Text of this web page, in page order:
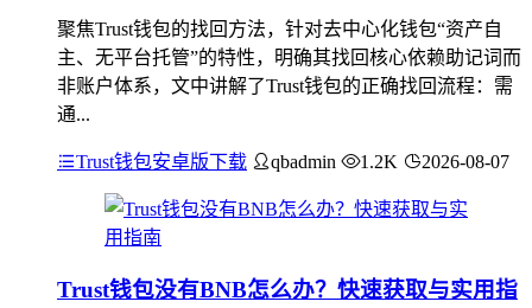
聚焦Trust钱包的找回方法，针对去中心化钱包“资产自
主、无平台托管”的特性，明确其找回核心依赖助记词而
非账户体系，文中讲解了Trust钱包的正确找回流程：需
通...
Trust钱包安卓版下载 qbadmin 1.2K 2026-08-07
Trust钱包没有BNB怎么办？快速获取与实用指